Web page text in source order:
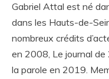
Gabriel Attal est né
dans les Hauts-de-
nombreux crédits
en 2008, Le journal
la parole en 2019.